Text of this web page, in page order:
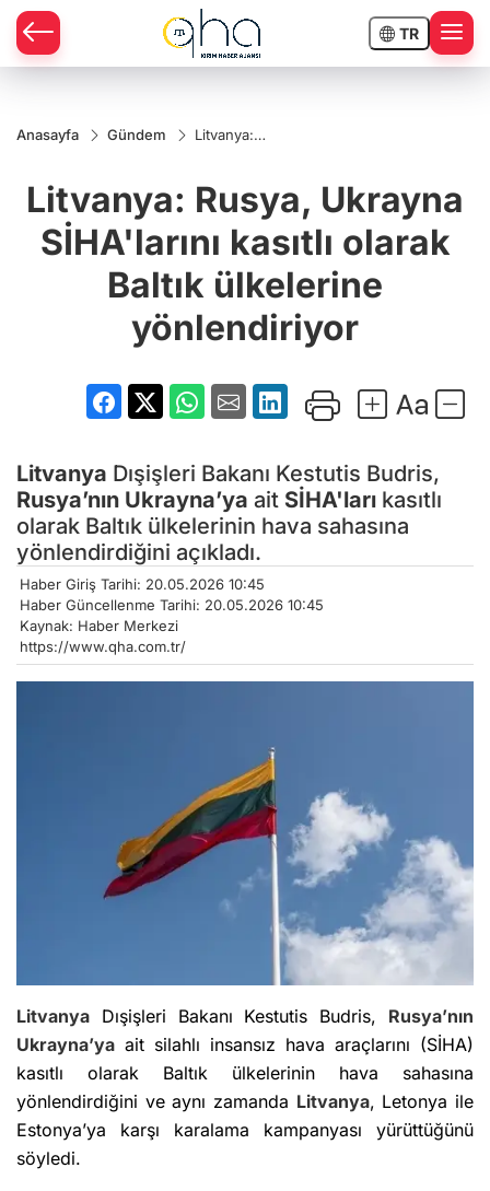
TR
Anasayfa Gündem
Litvanya:
SİHA'larını
kasıtlı olarak
ülkelerine
yönlendiriyor
Litvanya: Rusya, Ukrayna
SİHA'larını kasıtlı olarak
Baltık ülkelerine
yönlendiriyor
Litvanya Dışişleri Bakanı Kestutis Budris,
Rusya’nın Ukrayna’ya ait SİHA'ları kasıtlı
olarak Baltık ülkelerinin hava sahasına
yönlendirdiğini açıkladı.
Haber Giriş Tarihi: 20.05.2026 10:45
Haber Güncellenme Tarihi: 20.05.2026 10:45
Kaynak: Haber Merkezi
https://www.qha.com.tr/
Litvanya Dışişleri Bakanı Kestutis Budris, Rusya’nın
Ukrayna’ya ait silahlı insansız hava araçlarını (SİHA)
kasıtlı olarak Baltık ülkelerinin hava sahasına
yönlendirdiğini ve aynı zamanda Litvanya, Letonya ile
Estonya’ya karşı karalama kampanyası yürüttüğünü
söyledi.